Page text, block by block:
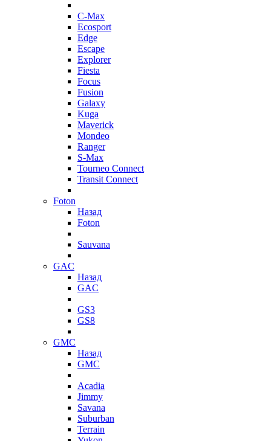
C-Max
Ecosport
Edge
Escape
Explorer
Fiesta
Focus
Fusion
Galaxy
Kuga
Maverick
Mondeo
Ranger
S-Max
Tourneo Connect
Transit Connect
Foton
Назад
Foton
Sauvana
GAC
Назад
GAC
GS3
GS8
GMC
Назад
GMC
Acadia
Jimmy
Savana
Suburban
Terrain